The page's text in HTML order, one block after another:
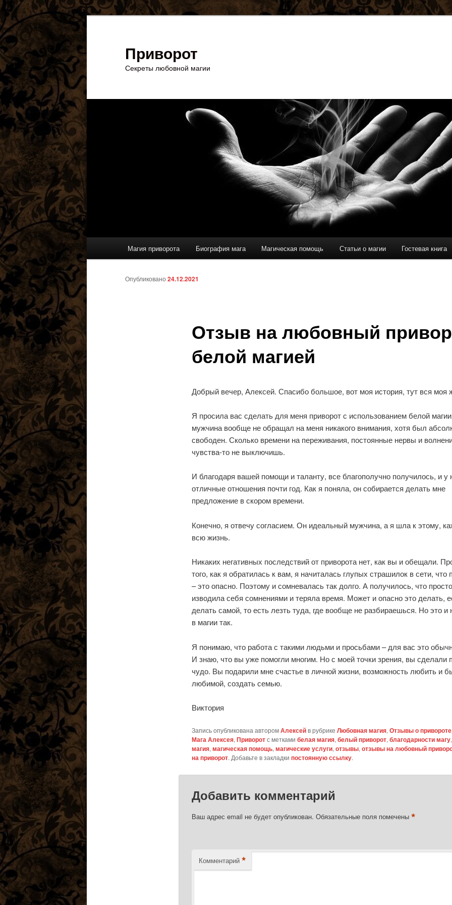
Перейти
к
основному
содержимому
Приворот
Секреты любовной магии
Магия приворота Биография мага Магическая помощь Статьи о магии Гостевая книга
Отзыв на любовный
белой магией
Опубликовано 24.12.2021
Добрый вечер, Алексей. Спасибо большое, вот моя история, тут вся моя
Я просила вас сделать для меня приворот с использованием белой
мужчина вообще не обращал на меня никакого внимания, хотя был
свободен. Сколько времени на переживания, постоянные нервы и
чувства-то не выключишь.
И благодаря вашей помощи и таланту, все благополучно получилось, и у
отличные отношения почти год. Как я поняла, он собирается делать мне
предложение в скором времени.
Конечно, я отвечу согласием. Он идеальный мужчина, а я шла к этому,
всю жизнь.
Никаких негативных последствий от приворота нет, как вы и обещали.
того, как я обратилась к вам, я начиталась глупых страшилок в сети, что
– это опасно. Поэтому и сомневалась так долго. А получилось, что просто
изводила себя сомнениями и теряла время. Может и опасно это делать,
делать самой, то есть лезть туда, где вообще не разбираешься. Но это и
в магии так.
Я понимаю, что работа с такими людьми и просьбами – для вас это
И знаю, что вы уже помогли многим. Но с моей точки зрения, вы сделали
чудо. Вы подарили мне счастье в личной жизни, возможность любить и
любимой, создать семью.
Виктория
Запись опубликована авторомАлексейв рубрике Любовная магия, Отзывы о привороте,
Мага Алексея, Приворотс метками белая магия, белый приворот, благодарности магу,
магия, магическая помощь, магические услуги, отзывы, отзывы на любовный
на приворот. Добавьте в закладки постоянную ссылку.
Добавить комментарий
Ваш адрес email не будет опубликован. Обязательные поля помечены *
Комментарий *